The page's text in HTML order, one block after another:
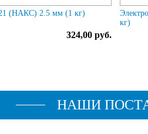
(НАКС) 2.5 мм (1 кг)
324,00 руб.
кг)
НАШИ